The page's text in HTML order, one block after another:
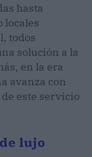
hasta
locales
todos
solución a la
en la era
avanza con
este servicio
lujo